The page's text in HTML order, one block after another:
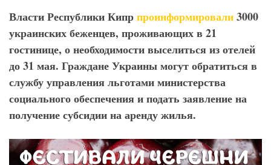
Власти Республики Кипрпроинформировали3000
украинских беженцев, проживающих в 21
гостинице, о необходимости выселиться из отелей
до 31 мая. Граждане Украины могут обратиться в
службу управления льготами министерства
социального обеспечения и подать заявление на
получение субсидии на аренду жилья.